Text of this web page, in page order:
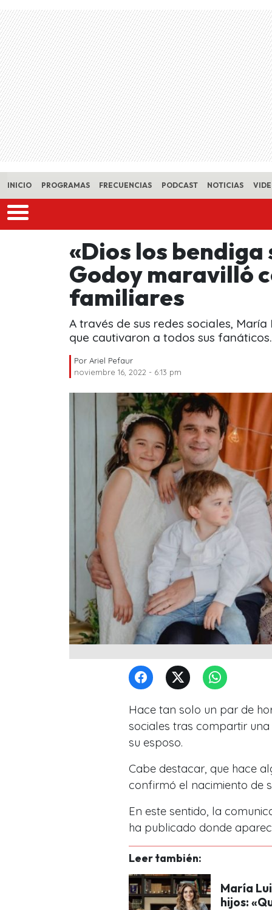
Skip to main content
INICIO PROGRAMAS FRECUENCIAS PODCAST NOTICIAS
«Dios los
Godoy maravilló
familiares
A través de sus redes sociales,
que cautivaron a todos sus fanáticos.
Por Ariel Pefaur
noviembre 16, 2022 - 6:13 pm
Hace tan solo un par de
sociales tras compartir
su esposo.
Cabe destacar, que hace
confirmó el nacimiento de
En este sentido, la
ha publicado donde
Leer también:
María
hijos: